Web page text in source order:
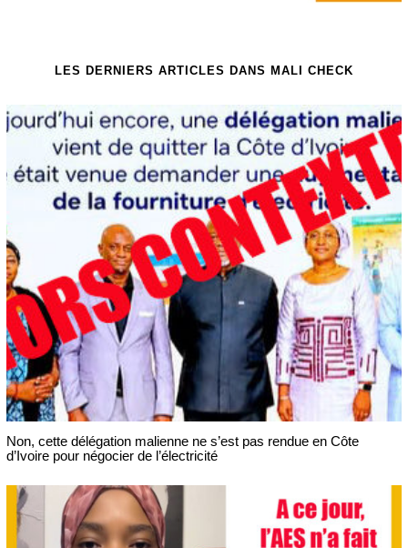
LES DERNIERS ARTICLES DANS MALI CHECK
Non, cette délégation malienne ne s’est pas rendue en Côte
d’Ivoire pour négocier de l’électricité